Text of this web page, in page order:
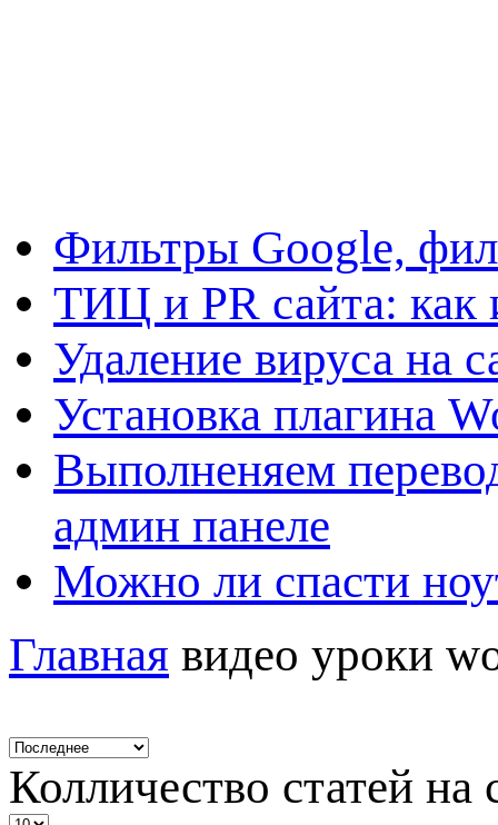
Фильтры Google,
ТИЦ и PR сайта: как
Удаление вируса на
Установка плагина
Выполненяем
админ панеле
Можно ли спасти
Главная видео уроки
Колличество статей на